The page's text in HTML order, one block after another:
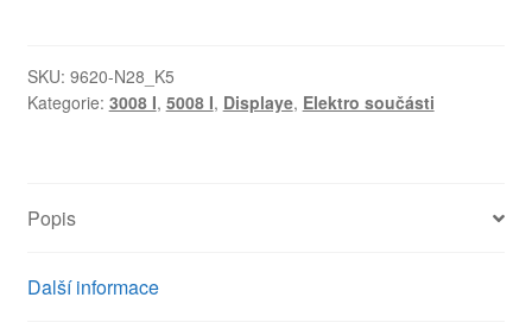
počítače
Peugeot
9807427380
množství
SKU: 9620-N28_K5
Kategorie: 3008 I, 5008 I, Displaye, Elektro součásti
Popis
Další informace